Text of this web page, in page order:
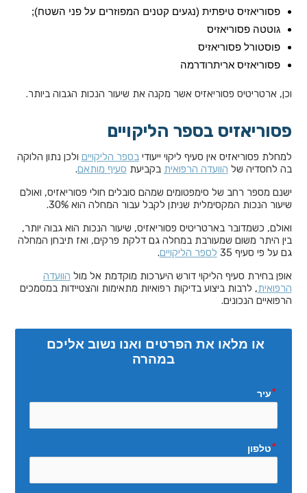
פסוריאזיס טיפתית (נגעים קטנים המפוזרים על פני השטח);
גוטטה פסוריאזיס
פוסטורל פסוריאזיס
פסוריאזיס אריתרודרמה
וכן, ארטריטיס פסוריאזיס אשר מקנה את שיעור הנכות הגבוה ביותר.
פסוריאזיס בספר הליקויים
למחלת פסוריאזיס אין סעיף ליקוי ייעודיבספר הליקויים ולכן נתון הלוקה
בה לחסדיה של הוועדה הרפואית בקביעת סעיף מותאם.
ישנם מספר רחב של סימפטומים שמהם סובלים חולי פסוריאזיס, ואולם
שיעור הנכות המקסימלית שניתן לקבל עבור המחלה הוא 30%.
ואולם, כשמדובר בארטריטיס פסוריאזיס, שיעור הנכות הוא גבוה יותר,
בין היתר משום שמעורבת במחלה גם דלקת פרקים, ואז תיבחן המחלה
גם על פי סעיף 35
לספר הליקויים.
אופן בחירת סעיף הליקוי דורש היערכות מוקדמת אל מול הוועדה
הרפואית, לרבות ביצוע בדיקות רפואיות מתאימות והצטיידות במסמכים
הרפואיים הנכונים.
במהרה
עיר
טלפון